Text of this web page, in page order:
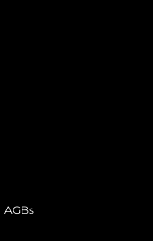
AGBs